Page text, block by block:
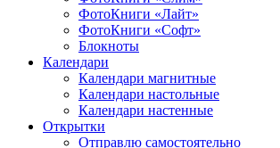
ФотоКниги «Лайт»
ФотоКниги «Софт»
Блокноты
Календари
Календари магнитные
Календари настольные
Календари настенные
Открытки
Отправлю самостоятельно